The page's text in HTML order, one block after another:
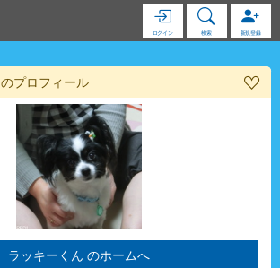
ログイン 検索 新規登録
のプロフィール
ラッキーくん のホームへ